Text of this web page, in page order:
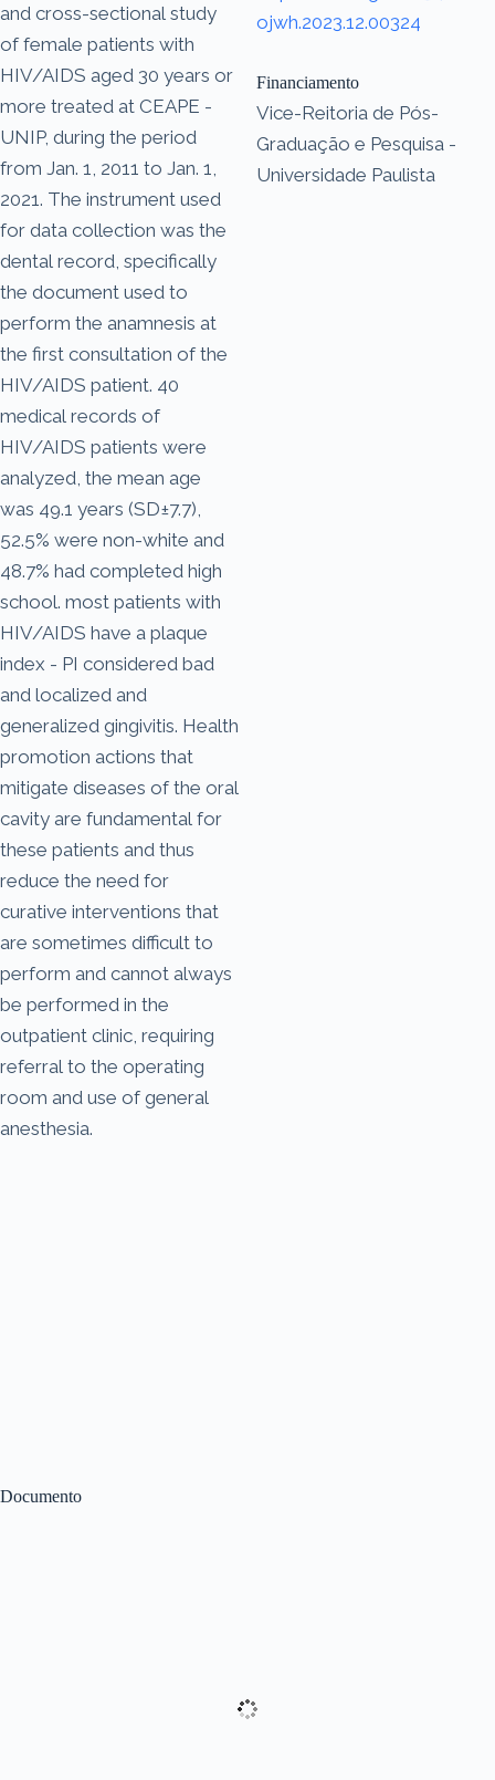
Documento
and cross-sectional study
of female patients with
HIV/AIDS aged 30 years or
more treated at CEAPE -
UNIP, during the period
from Jan. 1, 2011 to Jan. 1,
2021. The instrument used
for data collection was the
dental record, specifically
the document used to
perform the anamnesis at
the first consultation of the
HIV/AIDS patient. 40
medical records of
HIV/AIDS patients were
analyzed, the mean age
was 49.1 years (SD±7.7),
52.5% were non-white and
48.7% had completed high
school. most patients with
HIV/AIDS have a plaque
index - PI considered bad
and localized and
generalized gingivitis. Health
promotion actions that
mitigate diseases of the oral
cavity are fundamental for
these patients and thus
reduce the need for
curative interventions that
are sometimes difficult to
perform and cannot always
be performed in the
outpatient clinic, requiring
referral to the operating
room and use of general
anesthesia.
ojwh.2023.12.00324
Financiamento
Vice-Reitoria de Pós-
Graduação e Pesquisa -
Universidade Paulista